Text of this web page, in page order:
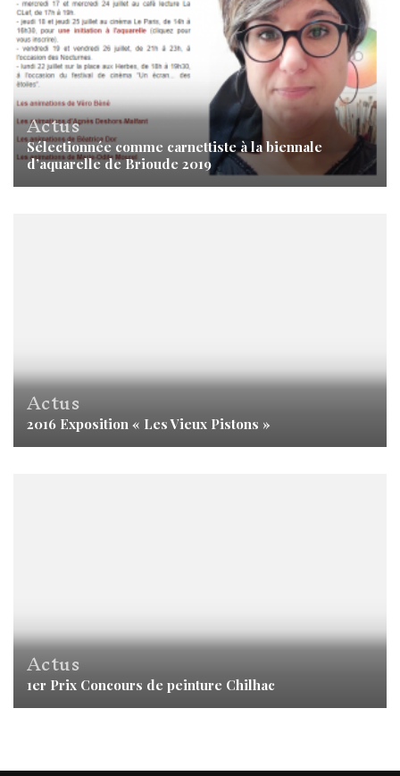
Actus
Sélectionnée comme carnettiste à la biennale
d’aquarelle de Brioude 2019
Actus
2016 Exposition « Les Vieux Pistons »
Actus
1er Prix Concours de peinture Chilhac